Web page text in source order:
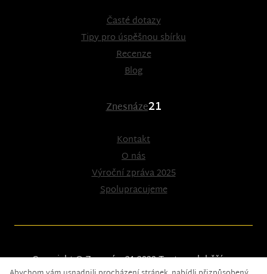
Časté dotazy
Tipy pro úspěšnou sbírku
Recenze
Blog
Znesnáze21
Kontakt
O nás
Výroční zpráva 2025
Spolupracujeme
Copyright © Znesnáze21 2023Tento web běží na